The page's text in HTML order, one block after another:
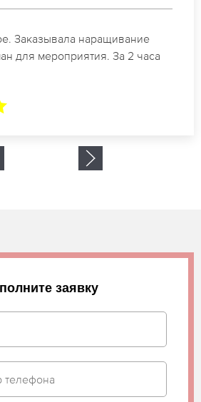
своего дела по наращиванию
Великолепный результат.
заявку